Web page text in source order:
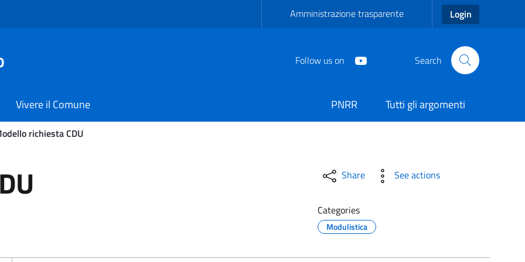
Amministrazione trasparente Login
Follow us on Search
Vivere il Comune PNRR
Tutti gli argomenti
richiesta CDU
di Carmiano Share See actions
Categories
Modulistica